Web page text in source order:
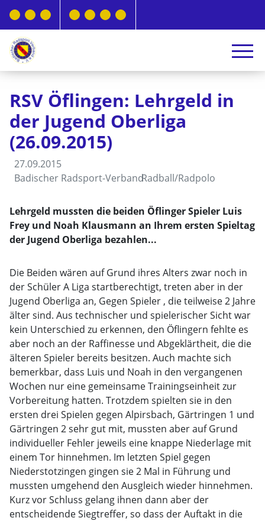
RSV Öflingen: Lehrgeld in
der Jugend Oberliga
(26.09.2015)
27.09.2015
Badischer Radsport-VerbandRadball/Radpolo
Lehrgeld mussten die beiden Öflinger Spieler Luis
Frey und Noah Klausmann an Ihrem ersten Spieltag
der Jugend Oberliga bezahlen...
Die Beiden wären auf Grund ihres Alters zwar noch in
der Schüler A Liga startberechtigt, treten aber in der
Jugend Oberliga an, Gegen Spieler , die teilweise 2 Jahre
älter sind. Aus technischer und spielerischer Sicht war
kein Unterschied zu erkennen, den Öflingern fehlte es
aber noch an der Raffinesse und Abgeklärtheit, die die
älteren Spieler bereits besitzen. Auch machte sich
bemerkbar, dass Luis und Noah in den vergangenen
Wochen nur eine gemeinsame Trainingseinheit zur
Vorbereitung hatten. Trotzdem spielten sie in den
ersten drei Spielen gegen Alpirsbach, Gärtringen 1 und
Gärtringen 2 sehr gut mit, mussten aber auf Grund
individueller Fehler jeweils eine knappe Niederlage mit
einem Tor hinnehmen. Im letzten Spiel gegen
Niederstotzingen gingen sie 2 Mal in Führung und
mussten umgehend den Ausgleich wieder hinnehmen.
Kurz vor Schluss gelang ihnen dann aber der
entscheidende Siegtreffer, so dass der Auftakt in die